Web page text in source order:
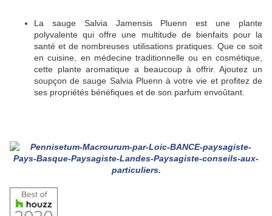
La sauge Salvia Jamensis Pluenn est une plante
polyvalente qui offre une multitude de bienfaits pour la
santé et de nombreuses utilisations pratiques. Que ce soit
en cuisine, en médecine traditionnelle ou en cosmétique,
cette plante aromatique a beaucoup à offrir.Ajoutez un
soupçon de sauge Salvia Pluenn à votre vie et profitez de
ses propriétés bénéfiques et de son parfum envoûtant.